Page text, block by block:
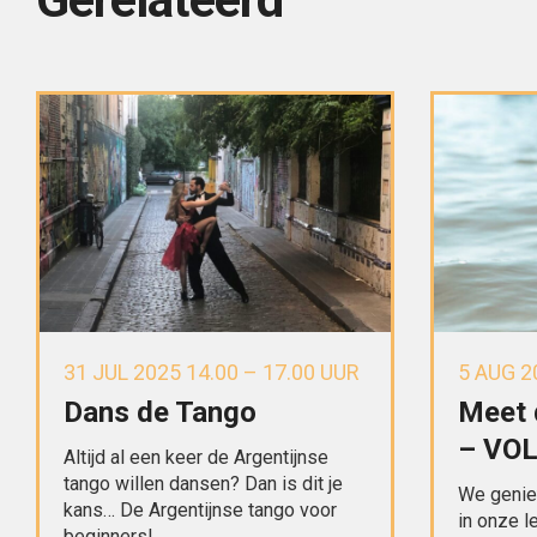
31 JUL 2025 14.00 – 17.00 UUR
Dans de Tango
Altijd al een keer de Argentijnse
tango willen dansen? Dan is dit je
kans… De Argentijnse tango voor
5 AUG
Meet
– VOL
We
in onze